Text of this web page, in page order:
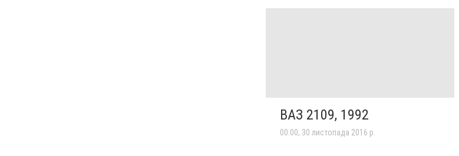
ВАЗ 2109, 1992
00:00, 30 листопада 2016 р.